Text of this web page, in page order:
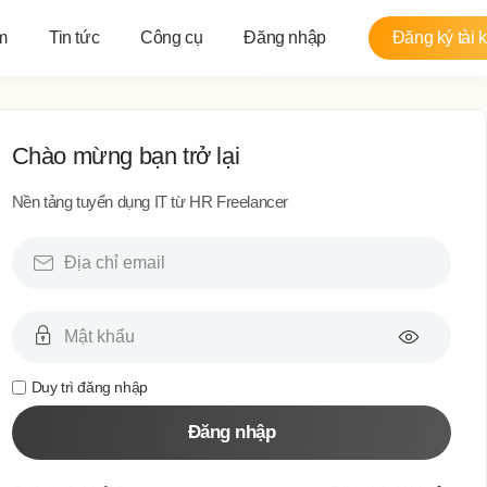
Tin tức Công cụ Đăng nhập Đăng ký tài
Chào mừng bạn trở lại
Nền tảng tuyển dụng IT từ HR Freelancer
Duy trì đăng nhập
Đăng nhập